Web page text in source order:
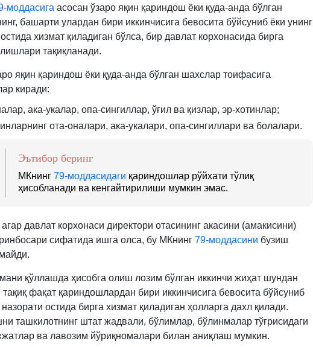
моддасига асосан ўзаро яқин қариндош ёки қуда-анда бўлган
башарти улардан бири иккинчисига бевосита бўйсуниб ёки унинг
хизмат қиладиган бўлса, бир давлат корхонасида бирга
тақиқланади.
яқин қариндош ёки қуда-анда бўлган шахслар тоифасига
киради:
ака-укалар, опа-сингиллар, ўғил ва қизлар, эр-хотинлар;
ота-оналари, ака-укалари, опа-сингиллари ва болалари.
Эътибор беринг
МКнинг 79-моддасидаги қариндошлар рўйхати тўлиқ
ҳисобланади ва кенгайтирилиши мумкин эмас.
давлат корхонаси директори отасининг акасини (амакисини)
сифатида ишга олса, бу МКнинг 79-моддасини бузиш
қўллашда ҳисобга олиш лозим бўлган иккинчи жиҳат шундан
тақиқ фақат қариндошлардан бири иккинчисига бевосита бўйсуниб
назорати остида бирга хизмат қиладиган ҳолларга дахл қилади.
ташкилотнинг штат жадвали, бўлимлар, бўлинмалар тўғрисидаги
ва лавозим йўриқномалари билан аниқлаш мумкин.